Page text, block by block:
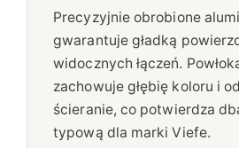
Precyzyjnie obrobione
gwarantuje gładką
widocznych łączeń.
zachowuje głębię koloru i
ścieranie, co potwierdza
typową dla marki Viefe.